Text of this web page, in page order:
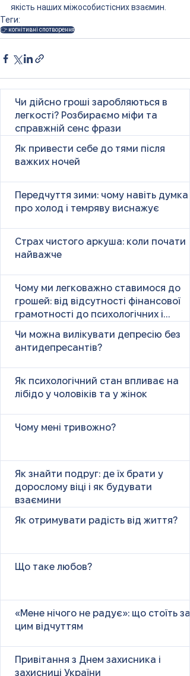
якість наших міжособистісних взаємин.
Теги:
👉 когнітивні спотворення
Чи дійсно гроші заробляються в
легкості? Розбираємо міфи та
справжній сенс фрази
Як привести себе до тями після
важких ночей
Передчуття зими: чому навіть думка
про холод і темряву виснажує
Страх чистого аркуша: коли почати
найважче
Чому ми легковажно ставимося до
грошей: від відсутності фінансової
грамотності до психологічних і
Чи можна вилікувати депресію без
антидепресантів?
Як психологічний стан впливає на
лібідо у чоловіків та у жінок
Чому мені тривожно?
Як знайти подруг: де їх брати у
дорослому віці і як будувати
взаємини
Як отримувати радість від життя?
Що таке любов?
«Мене нічого не радує»: що стоїть за
цим відчуттям
Привітання з Днем захисника і
захисниці України